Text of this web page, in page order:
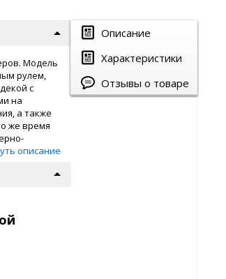
Описание
Характеристики
Отзывы о товаре
Модель
рулем,
с
на
а также
же время
описание